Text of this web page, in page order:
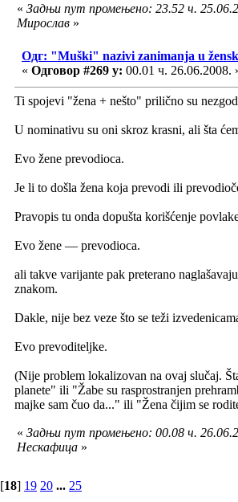
« Задњи пут промењено: 23.52 ч.
Мирослав »
Одг: "Muški" nazivi zanimanja u
« Одговор #269 у: 00.01 ч. 26.06.2008.
Ti spojevi "žena + nešto" prilično su
U nominativu su oni skroz krasni, ali šta
Evo žene prevodioca.
Je li to došla žena koja prevodi ili
Pravopis tu onda dopušta korišćenje
Evo žene — prevodioca.
ali takve varijante pak preterano
znakom.
Dakle, nije bez veze što se teži
Evo prevoditeljke.
(Nije problem lokalizovan na ovaj slučaj.
planete" ili "Žabe su rasprostranjen
majke sam čuo da..." ili "Žena čijim se
« Задњи пут промењено: 00.08 ч.
Нескафица »
[18] 19 20 ... 25